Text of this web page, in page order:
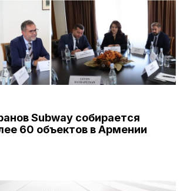
Subway собирается
60 объектов в Армении